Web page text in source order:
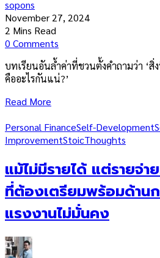
sopons
November 27, 2024
2 Mins Read
0 Comments
บทเรียนอันล้ำค่าที่ชวนตั้งคำถามว่า ‘สิ่
คืออะไรกันแน่?’
Read More
Personal FinanceSelf-Development
ImprovementStoicThoughts
แม้ไม่มีรายได้ แต่รายจ่
ที่ต้องเตรียมพร้อมด้านก
แรงงานไม่มั่นคง